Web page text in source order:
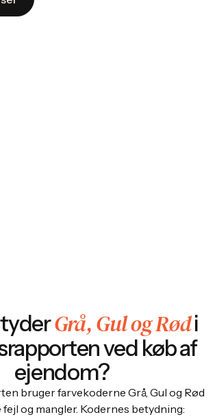
Grå, Gul og Rødi
ved køb af
ejendom?
bruger farvekoderne Grå, Gul og Rød
og mangler. Kodernes betydning: